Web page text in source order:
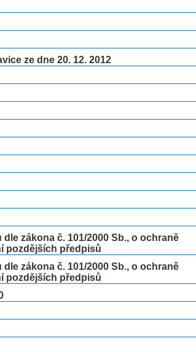
ze dne 20. 12. 2012
zákona č. 101/2000 Sb., o ochraně
pozdějších předpisů
zákona č. 101/2000 Sb., o ochraně
pozdějších předpisů